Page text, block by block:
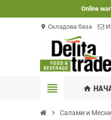
Оnline
location_on Складова база
view_headline home
chevron_right Салами и